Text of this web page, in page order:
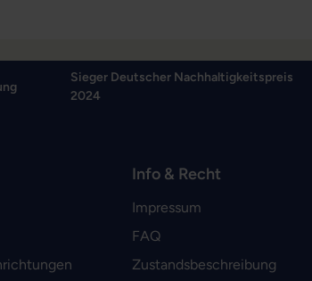
Sieger Deutscher Nachhaltigkeitspreis
2024
Info & Recht
Impressum
FAQ
Zustandsbeschreibung